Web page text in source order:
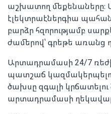
աշխատող մեքենաները։
էլեկտրաէներգիա
բարձր հզորությամբ
ժամերով՝ գրեթե առանց
Արտադրամասի 24/7
պատշաճ
ծախսը զգալի
արտադրամասի